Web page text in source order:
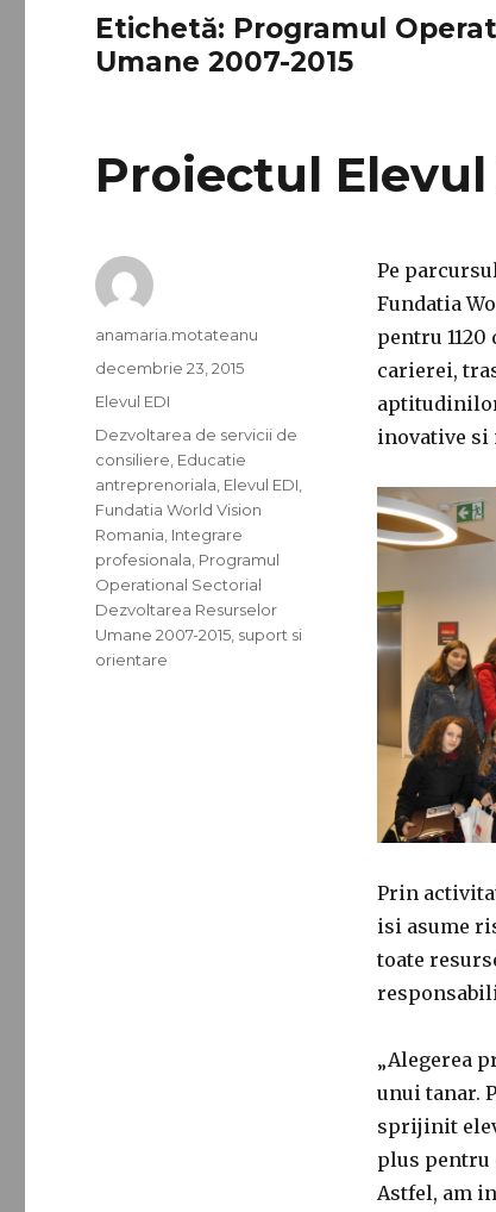
Etichetă: Programul
Umane 2007-2015
Proiectul
Pe
Fundatia
pentru 1120
carierei,
inovative si
Prin
isi asume
toate
„Alegerea
unui tanar.
sprijinit
plus pentru
Astfel, am
Autor
anamaria.motateanu
Publicat
pe
decembrie 23, 2015
Categorii
Elevul EDI
Etichete
Dezvoltarea de servicii de
consiliere Educatie
antreprenoriala Elevul EDI
Fundatia World Vision
Romania Integrare
profesionala Programul
Operational Sectorial
Dezvoltarea Resurselor
Umane 2007-2015 suport si
orientare